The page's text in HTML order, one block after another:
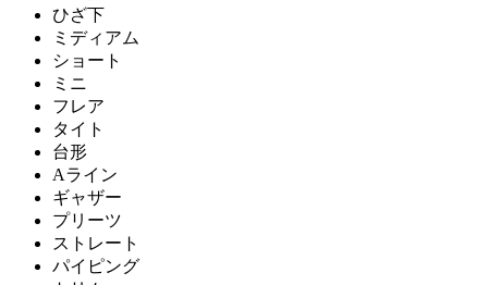
ひざ下
ミディアム
ショート
ミニ
フレア
タイト
台形
Aライン
ギャザー
プリーツ
ストレート
パイピング